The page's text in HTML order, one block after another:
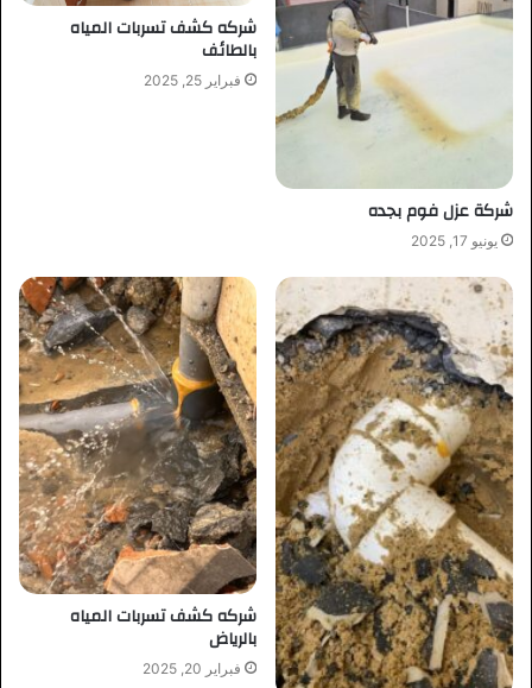
شركة عزل فوم بجده
يونيو 17, 2025
شركه كشف تسربات المياه
بالطائف
فبراير 25, 2025
شركه كشف تسربات المياه
بالرياض
فبراير 20, 2025